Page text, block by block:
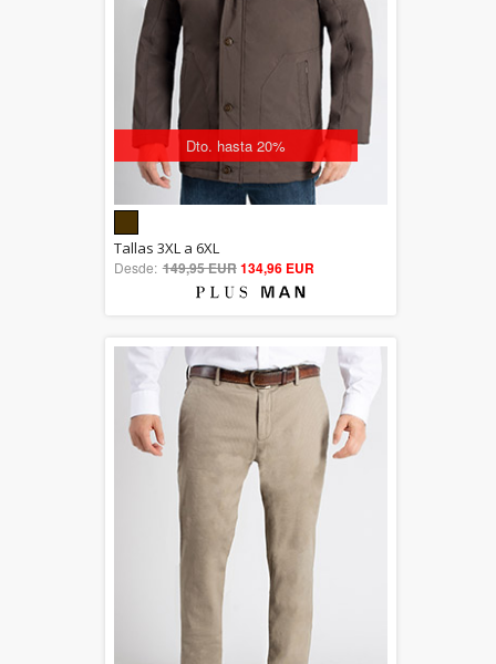
Dto. hasta 20%
5.00
out of 5
Tallas 3XL a 6XL
Desde: 149,95 EUR134,96 EUR